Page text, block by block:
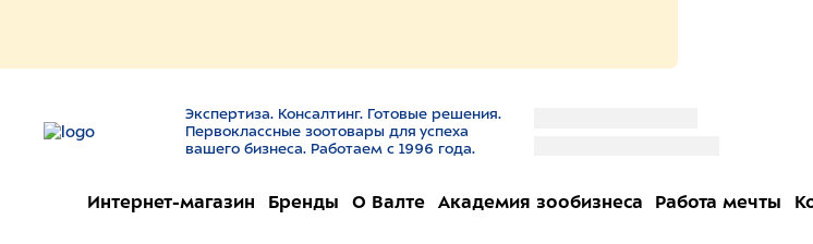
Экспертиза. Консалтинг. Готовые решения.
Первоклассные зоотовары для успеха
вашего бизнеса. Работаем с 1996 года.
Интернет-магазин Бренды О Валте Академия зообизнеса Работа мечты